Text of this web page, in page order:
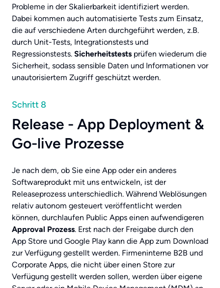
Probleme in der Skalierbarkeit identifiziert werden.
Dabei kommen auch automatisierte Tests zum Einsatz,
die auf verschiedene Arten durchgeführt werden, z.B.
durch Unit-Tests, Integrationstests und
Regressionstests. Sicherheitstests prüfen wiederum die
Sicherheit, sodass sensible Daten und Informationen vor
unautorisiertem Zugriff geschützt werden.
Schritt 8
Release - App Deployment &
Go-live Prozesse
Je nach dem, ob Sie eine App oder ein anderes
Softwareprodukt mit uns entwickeln, ist der
Releaseprozess unterschiedlich. Während Weblösungen
relativ autonom gesteuert veröffentlicht werden
können, durchlaufen Public Apps einen aufwendigeren
Approval Prozess. Erst nach der Freigabe durch den
App Store und Google Play kann die App zum Download
zur Verfügung gestellt werden. Firmeninterne B2B und
Corporate Apps, die nicht über einen Store zur
Verfügung gestellt werden sollen, werden über eigene